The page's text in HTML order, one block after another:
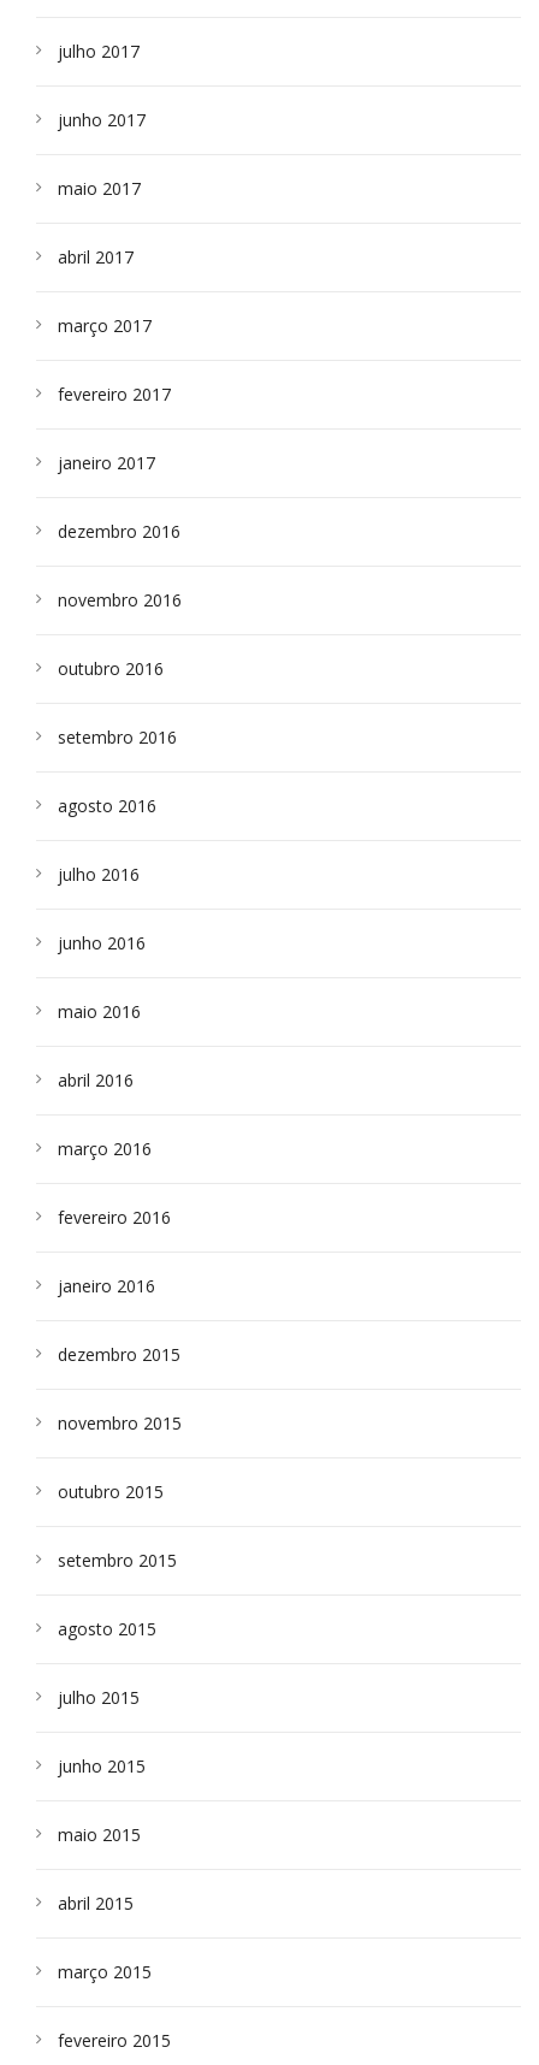
julho 2017
junho 2017
maio 2017
abril 2017
março 2017
fevereiro 2017
janeiro 2017
dezembro 2016
novembro 2016
outubro 2016
setembro 2016
agosto 2016
julho 2016
junho 2016
maio 2016
abril 2016
março 2016
fevereiro 2016
janeiro 2016
dezembro 2015
novembro 2015
outubro 2015
setembro 2015
agosto 2015
julho 2015
junho 2015
maio 2015
abril 2015
março 2015
fevereiro 2015